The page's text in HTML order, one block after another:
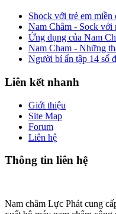
Shock với trẻ em miền
Nam Châm - Sock với
Ứng dụng của Nam
Nam Cham - Những
Người bí ẩn tập 14 số
Liên kết nhanh
Giới thiệu
Site Map
Forum
Liên hệ
Thông tin liên hệ
Nam châm Lực Phát cung